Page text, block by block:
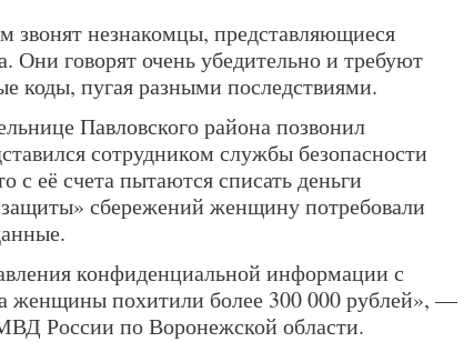
звонят незнакомцы, представляющиеся
Они говорят очень убедительно и требуют
коды, пугая разными последствиями.
Павловского района позвонил
сотрудником службы безопасности
с её счета пытаются списать деньги
сбережений женщину потребовали
конфиденциальной информации с
женщины похитили более 300 000 рублей», —
России по Воронежской области.